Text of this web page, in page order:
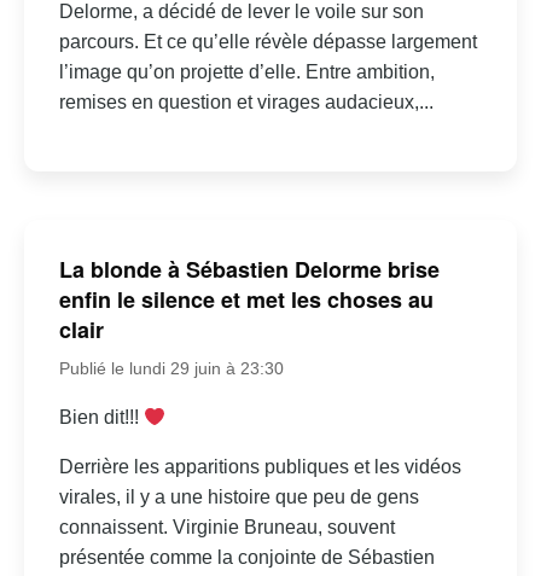
Delorme, a décidé de lever le voile sur son
parcours. Et ce qu’elle révèle dépasse largement
l’image qu’on projette d’elle. Entre ambition,
remises en question et virages audacieux,...
La blonde à Sébastien Delorme brise
enfin le silence et met les choses au
clair
Publié le lundi 29 juin à 23:30
Bien dit!!!
Derrière les apparitions publiques et les vidéos
virales, il y a une histoire que peu de gens
connaissent. Virginie Bruneau, souvent
présentée comme la conjointe de Sébastien